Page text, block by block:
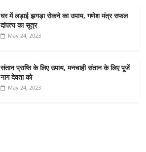
घर में लड़ाई झगड़ा रोकने का उपाय, गणेश मंत्र सफल
दांपत्य का सूत्र
May 24, 2023
संतान प्राप्ति के लिए उपाय, मनचाही संतान के लिए पूजें
नाग देवता को
May 24, 2023